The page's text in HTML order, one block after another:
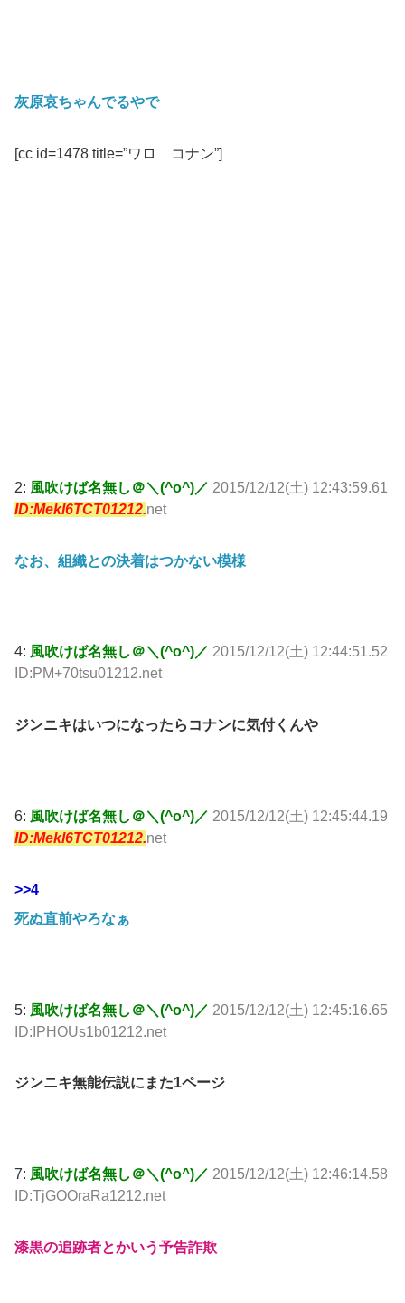
灰原哀ちゃんでるやで
[cc id=1478 title=”ワロ コナン”]
2: 風吹けば名無し＠＼(^o^)／ 2015/12/12(土) 12:43:59.61
ID:Mekl6TCT01212.net
なお、組織との決着はつかない模様
4: 風吹けば名無し＠＼(^o^)／ 2015/12/12(土) 12:44:51.52
ID:PM+70tsu01212.net
ジンニキはいつになったらコナンに気付くんや
6: 風吹けば名無し＠＼(^o^)／ 2015/12/12(土) 12:45:44.19
ID:Mekl6TCT01212.net
>>4
死ぬ直前やろなぁ
5: 風吹けば名無し＠＼(^o^)／ 2015/12/12(土) 12:45:16.65
ID:IPHOUs1b01212.net
ジンニキ無能伝説にまた1ページ
7: 風吹けば名無し＠＼(^o^)／ 2015/12/12(土) 12:46:14.58
ID:TjGOOraRa1212.net
漆黒の追跡者とかいう予告詐欺